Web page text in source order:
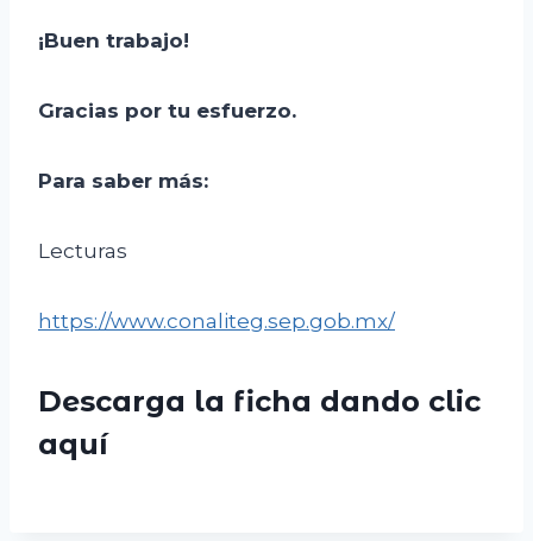
¡Buen trabajo!
Gracias por tu esfuerzo.
Para saber más:
Lecturas
https://www.conaliteg.sep.gob.mx/
Descarga la ficha dando clic
aquí